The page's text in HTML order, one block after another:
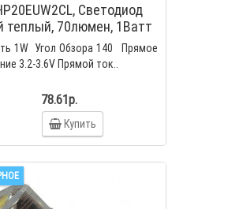
HolodoS-V12, обманка на
холодильник с подключением к
2200.00р.
Cветодиод
теплый, 70люмен, 1Ватт
(Ultra White)
1W Угол Обзора 140 Прямое
3.2-3.6V Прямой ток..
78.61р.
Купить